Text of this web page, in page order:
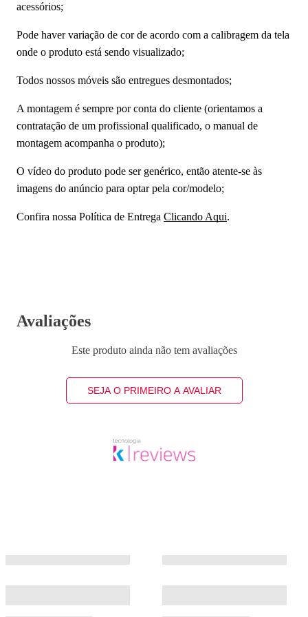
acessórios;
Pode haver variação de cor de acordo com a calibragem da tela
onde o produto está sendo visualizado;
Todos nossos móveis são entregues desmontados;
A montagem é sempre por conta do cliente (orientamos a
contratação de um profissional qualificado, o manual de
montagem acompanha o produto);
O vídeo do produto pode ser genérico, então atente-se às
imagens do anúncio para optar pela cor/modelo;
Confira nossa Política de Entrega Clicando Aqui.
Avaliações
Este produto ainda não tem avaliações
SEJA O PRIMEIRO A AVALIAR